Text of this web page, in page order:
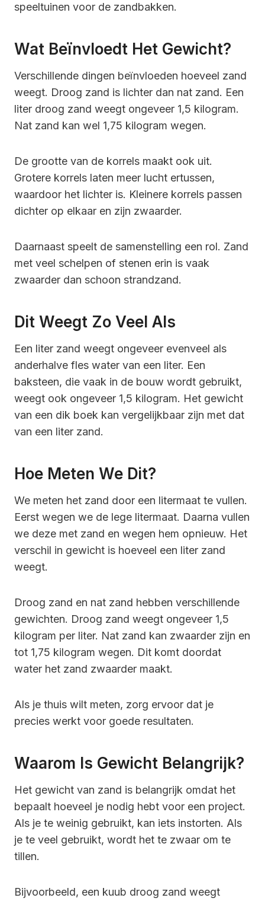
speeltuinen voor de zandbakken.
Wat Beïnvloedt Het Gewicht?
Verschillende dingen beïnvloeden hoeveel zand
weegt. Droog zand is lichter dan nat zand. Een
liter droog zand weegt ongeveer 1,5 kilogram.
Nat zand kan wel 1,75 kilogram wegen.
De grootte van de korrels maakt ook uit.
Grotere korrels laten meer lucht ertussen,
waardoor het lichter is. Kleinere korrels passen
dichter op elkaar en zijn zwaarder.
Daarnaast speelt de samenstelling een rol. Zand
met veel schelpen of stenen erin is vaak
zwaarder dan schoon strandzand.
Dit Weegt Zo Veel Als
Een liter zand weegt ongeveer evenveel als
anderhalve fles water van een liter. Een
baksteen, die vaak in de bouw wordt gebruikt,
weegt ook ongeveer 1,5 kilogram. Het gewicht
van een dik boek kan vergelijkbaar zijn met dat
van een liter zand.
Hoe Meten We Dit?
We meten het zand door een litermaat te vullen.
Eerst wegen we de lege litermaat. Daarna vullen
we deze met zand en wegen hem opnieuw. Het
verschil in gewicht is hoeveel een liter zand
weegt.
Droog zand en nat zand hebben verschillende
gewichten. Droog zand weegt ongeveer 1,5
kilogram per liter. Nat zand kan zwaarder zijn en
tot 1,75 kilogram wegen. Dit komt doordat
water het zand zwaarder maakt.
Als je thuis wilt meten, zorg ervoor dat je
precies werkt voor goede resultaten.
Waarom Is Gewicht Belangrijk?
Het gewicht van zand is belangrijk omdat het
bepaalt hoeveel je nodig hebt voor een project.
Als je te weinig gebruikt, kan iets instorten. Als
je te veel gebruikt, wordt het te zwaar om te
tillen.
Bijvoorbeeld, een kuub droog zand weegt